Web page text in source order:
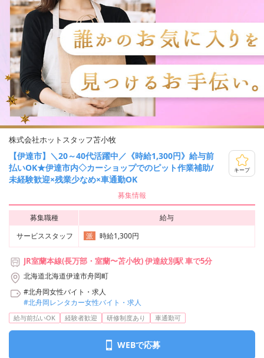
株式会社ホットスタッフ苫小牧
【伊達市】＼20～40代活躍中／《時給1,300円》給与前
払いOK★伊達市内◇カーショップでのピット作業補助/
未経験歓迎×残業少なめ×車通勤OK
キープ
募集情報
募集職種
給与
サービススタッフ
派 時給1,300円
JR室蘭本線(長万部・室蘭〜苫小牧) 伊達紋別駅 車で5分
北海道北海道伊達市舟岡町
#北舟岡女性バイト・求人
#北舟岡レンタカー女性バイト・求人
給与前払いOK 経験者歓迎 研修制度あり 車通勤可
WEBで応募